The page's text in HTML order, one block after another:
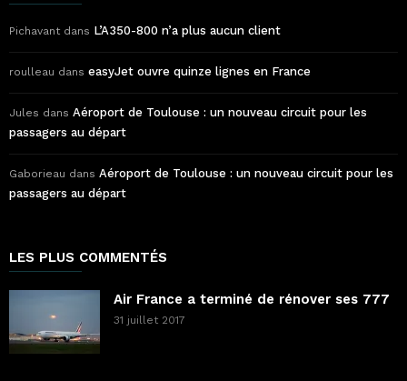
Pichavant dans L’A350-800 n’a plus aucun client
roulleau dans easyJet ouvre quinze lignes en France
Jules dans Aéroport de Toulouse : un nouveau circuit pour les
passagers au départ
Gaborieau dans Aéroport de Toulouse : un nouveau circuit pour les
passagers au départ
LES PLUS COMMENTÉS
Air France a terminé de rénover ses 777
31 juillet 2017